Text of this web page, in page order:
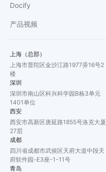
Docify
产品视频
上海（总部）
上海市普陀区金沙江路1977弄16号2
楼
深圳
深圳市南山区科兴科学园B栋3单元
1401单位
西安
西安市高新区唐延路1855号洛克大厦
27层
成都
四川省成都市武侯区天府大道中段天
府软件园-E3座-1-11号
青岛